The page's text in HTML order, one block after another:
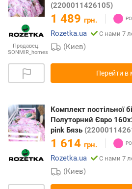
Продавец:
SONMIR_homes
(2200011426105)
1 489 грн.
Rozetka.ua
С нами 7
(Киев)
Перейти в
Комплект постільної
Полуторний Євро
pink Бязь
1 614 грн.
Rozetka.ua
С нами 7
(Киев)